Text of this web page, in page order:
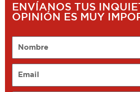
ENVÍANOS TUS
OPINIÓN ES MUY